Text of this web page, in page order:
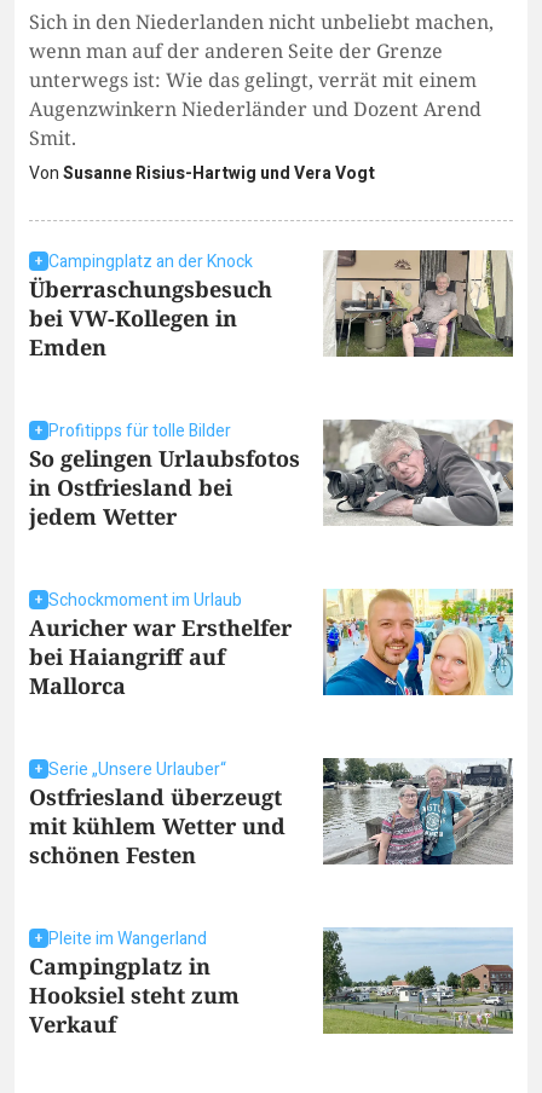
Sich in den Niederlanden nicht unbeliebt machen,
wenn man auf der anderen Seite der Grenze
unterwegs ist: Wie das gelingt, verrät mit einem
Augenzwinkern Niederländer und Dozent Arend
Smit.
VonSusanne Risius-Hartwig und Vera Vogt
Campingplatz an der Knock
Überraschungsbesuch
bei VW-Kollegen in
Emden
Profitipps für tolle Bilder
So gelingen Urlaubsfotos
in Ostfriesland bei
jedem Wetter
Schockmoment im Urlaub
Auricher war Ersthelfer
bei Haiangriff auf
Mallorca
Serie „Unsere Urlauber“
Ostfriesland überzeugt
mit kühlem Wetter und
schönen Festen
Pleite im Wangerland
Campingplatz in
Hooksiel steht zum
Verkauf